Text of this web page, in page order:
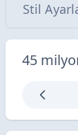
Stil
45